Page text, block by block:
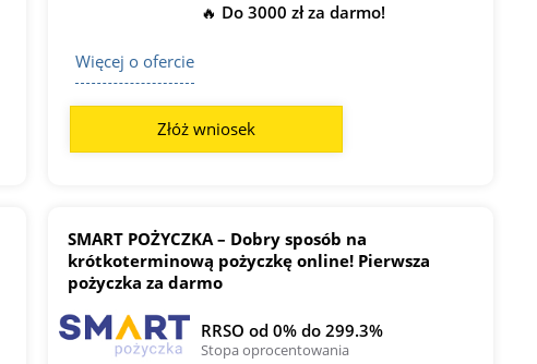
🔥 Do 3000 zł za darmo!
Więcej o ofercie
Złóż wniosek
SMART POŻYCZKA – Dobry sposób na
krótkoterminową pożyczkę online! Pierwsza
pożyczka za darmo
RRSO od 0% do 299.3%
Stopa oprocentowania